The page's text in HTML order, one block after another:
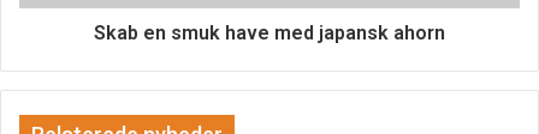
mere effektivt.
Hvordan påvirker
Skab en smuk have med japansk ahorn